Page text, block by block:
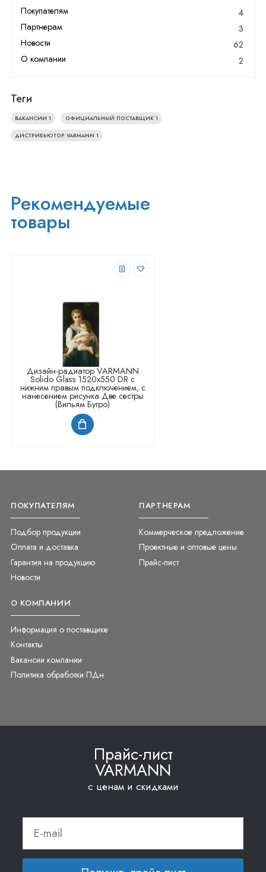
Покупателям
4
Партнерам
3
Новости
62
О компании
2
Теги
ВАКАНСИИ1 ОФИЦИАЛЬНЫЙ ПОСТАВЩИК 1
ДИСТРИБЬЮТОР VARMANN1
Рекомендуемые
товары
Дизайн-радиатор VARMANN
Solido Glass 1520x550 DR с
нижним правым подключением, с
нанесением рисунка Две сестры
(Вильям Бугро)
ПОКУПАТЕЛЯМ
Подбор продукции
Оплата и доставка
Гарантия на продукцию
Новости
ПАРТНЕРАМ
Коммерческое предложение
Проектные и оптовые цены
Прайс-лист
О КОМПАНИИ
Информация о поставщике
Контакты
Вакансии компании
Политика обработки ПДн
Прайс-лист
VARMANN
с ценам и скидками